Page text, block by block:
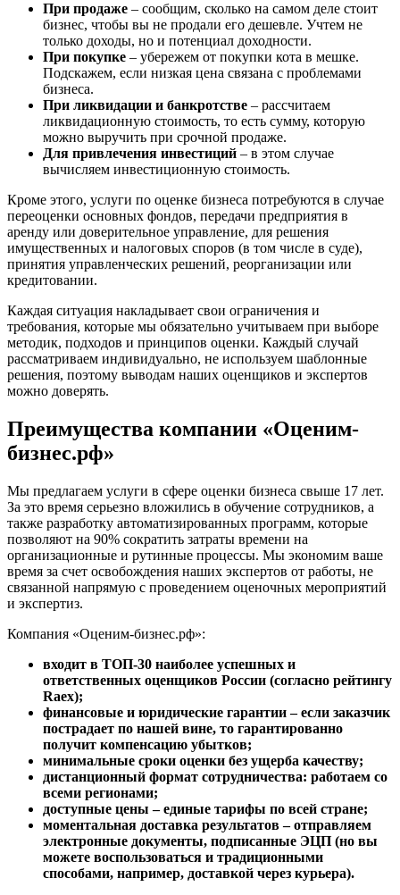
При продаже – сообщим, сколько на самом деле стоит
бизнес, чтобы вы не продали его дешевле. Учтем не
только доходы, но и потенциал доходности.
При покупке – убережем от покупки кота в мешке.
Подскажем, если низкая цена связана с проблемами
бизнеса.
При ликвидации и банкротстве – рассчитаем
ликвидационную стоимость, то есть сумму, которую
можно выручить при срочной продаже.
Для привлечения инвестиций – в этом случае
вычисляем инвестиционную стоимость.
Кроме этого, услуги по оценке бизнеса потребуются в случае
переоценки основных фондов, передачи предприятия в
аренду или доверительное управление, для решения
имущественных и налоговых споров (в том числе в суде),
принятия управленческих решений, реорганизации или
кредитовании.
Каждая ситуация накладывает свои ограничения и
требования, которые мы обязательно учитываем при выборе
методик, подходов и принципов оценки. Каждый случай
рассматриваем индивидуально, не используем шаблонные
решения, поэтому выводам наших оценщиков и экспертов
можно доверять.
Преимущества компании «Оценим-
бизнес.рф»
Мы предлагаем услуги в сфере оценки бизнеса свыше 17 лет.
За это время серьезно вложились в обучение сотрудников, а
также разработку автоматизированных программ, которые
позволяют на 90% сократить затраты времени на
организационные и рутинные процессы. Мы экономим ваше
время за счет освобождения наших экспертов от работы, не
связанной напрямую с проведением оценочных мероприятий
и экспертиз.
Компания «Оценим-бизнес.рф»:
входит в ТОП-30 наиболее успешных и
ответственных оценщиков России (согласно рейтингу
Raex);
финансовые и юридические гарантии – если заказчик
пострадает по нашей вине, то гарантированно
получит компенсацию убытков;
минимальные сроки оценки без ущерба качеству;
дистанционный формат сотрудничества: работаем со
всеми регионами;
доступные цены – единые тарифы по всей стране;
моментальная доставка результатов – отправляем
электронные документы, подписанные ЭЦП (но вы
можете воспользоваться и традиционными
способами, например, доставкой через курьера).
Губкинский
Гулькевичи
Гусь-Хрустальный
Дедовск
Дербент
Джанкой
Дзержинский
Димитровград
Дмитров
Долгопрудный
Домодедово
Донецк
Дубна
Дюртюли
Евпатория
Егорьевск
Екатеринбург
Елабуга
Елизово
Енисейск
Ермолино
Ессентуки
Железногорск
Железногорск-Илимский
Жуковский
Заводоуковск
Заполярный
Заречный
Звенигород
Зеленоград
Зеленодольск
Златоуст
Иваново
Ивантеевка